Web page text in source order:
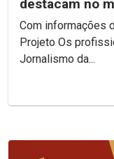
destacam no
Com informações
Projeto Os profissionais formados pelo curso de
Jornalismo da...